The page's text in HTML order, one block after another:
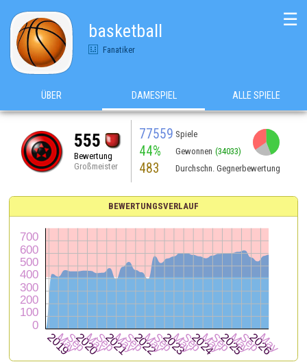
basketball
Fanatiker
☰
ÜBER DAMESPIEL ALLE SPIELE
555
Bewertung
Großmeister
77559 Spiele
44% Gewonnen (34033)
483 Durchschn. Gegnerbewertung
BEWERTUNGSVERLAUF